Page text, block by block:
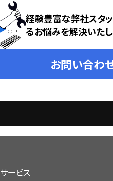
経験豊富な弊社スタ
るお悩みを解決いたし
お問い合わ
サービス